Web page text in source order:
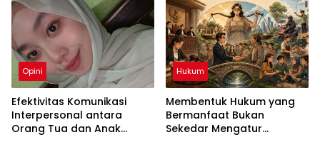
yang Berlebihan
Opini
Efektivitas Komunikasi
Interpersonal antara
Orang Tua dan Anak
Hukum
Membentuk Hukum yang
Bermanfaat Bukan
Sekedar Mengatur